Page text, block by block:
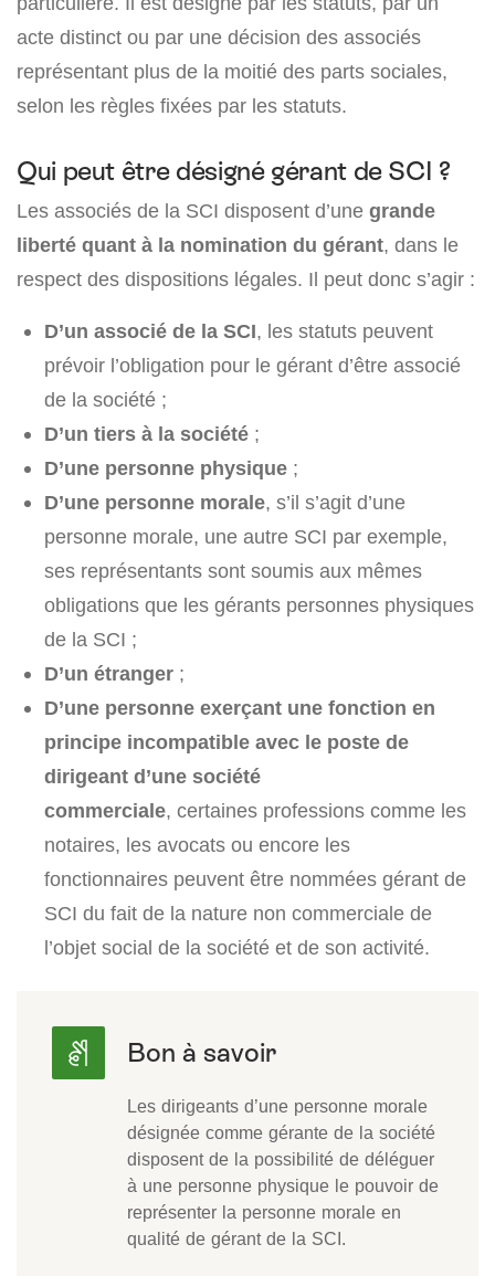
acte distinct ou par une décision des associés
représentant plus de la moitié des parts sociales,
selon les règles fixées par les statuts.
Qui peut être désigné gérant de SCI ?
Les associés de la SCI disposent d’une grande
liberté quant à la nomination du gérant, dans le
respect des dispositions légales. Il peut donc s’agir :
D’un associé de la SCI, les statuts peuvent
prévoir l’obligation pour le gérant d’être associé
de la société ;
D’un tiers à la société ;
D’une personne physique ;
D’une personne morale, s’il s’agit d’une
personne morale, une autre SCI par exemple,
ses représentants sont soumis aux mêmes
obligations que les gérants personnes physiques
de la SCI ;
D’un étranger ;
D’une personne exerçant une fonction en
principe incompatible avec le poste de
dirigeant d’une société
commerciale, certaines professions comme les
notaires, les avocats ou encore les
fonctionnaires peuvent être nommées gérant de
SCI du fait de la nature non commerciale de
l’objet social de la société et de son activité.
Les dirigeants d’une personne morale
désignée comme gérante de la société
disposent de la possibilité de déléguer
à une personne physique le pouvoir de
représenter la personne morale en
qualité de gérant de la SCI.